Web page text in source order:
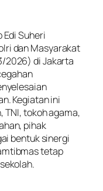
Edi Suheri
dan Masyarakat
2026) di Jakarta
Kegiatan ini
tokoh agama,
pihak
bentuk sinergi
tetap